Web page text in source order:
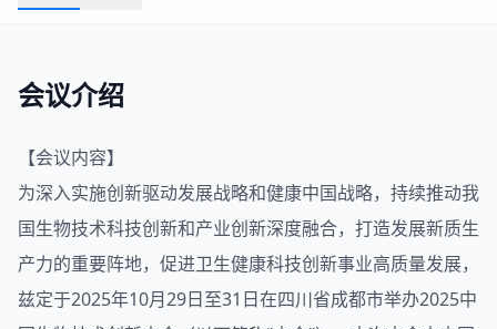
会议介绍
【会议内容】
为深入实施创新驱动发展战略和健康中国战略，持续推动我
国生物技术科技创新和产业创新深度融合，打造发展新质生
产力的重要阵地，促进卫生健康科技创新事业高质量发展，
兹定于2025年10月29日至31日在四川省成都市举办2025中